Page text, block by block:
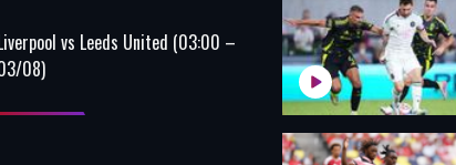
vs Leeds United (03:00 –
08)